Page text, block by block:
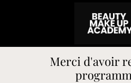
Merci d'avoir